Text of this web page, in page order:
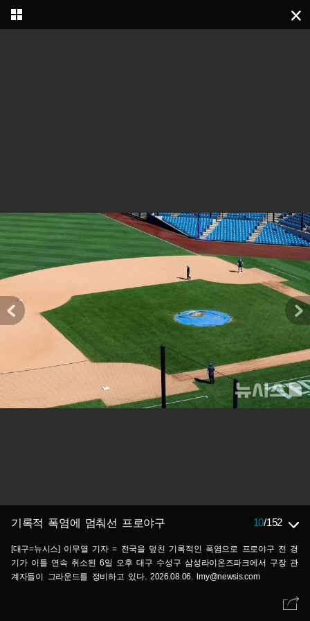
기록적 폭염에 멈춰선 프로야구 10/152
[대구=뉴시스] 이무열 기자 = 전국을 덮친 기록적인 폭염으로 프로야구 전 경
기가 이틀 연속 취소된 6일 오후 대구 수성구 삼성라이온즈파크에서 구장 관
계자들이 그라운드를 정비하고 있다. 2026.08.06. lmy@newsis.com